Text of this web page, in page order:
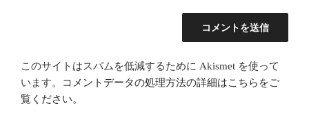
このサイトはスパムを低減するために Akismet を使って
います。
コメントデータの処理方法の詳細はこちらをご
覧ください。